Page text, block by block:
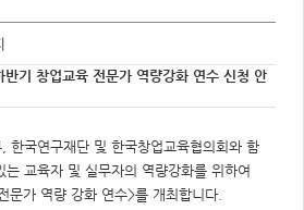
기 창업교육 전문가 역량강화 연수 신청 안
한국연구재단 및 한국창업교육협의회와 함
교육자 및 실무자의 역량강화를 위하여
가 역량 강화 연수>를 개최합니다.